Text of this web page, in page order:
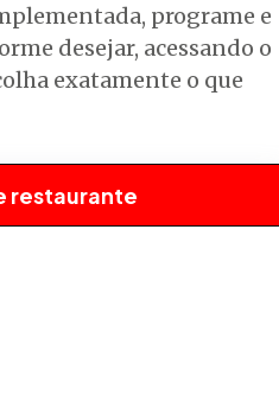
programe e
desejar, acessando o
exatamente o que
restaurante